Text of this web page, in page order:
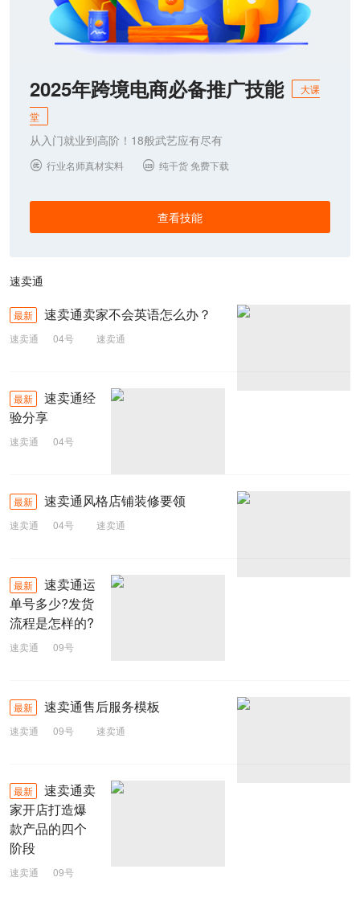
2025年跨境电商必备推广技能
大课
堂
从入门就业到高阶！18般武艺应有尽有
 行业名师真材实料  纯干货 免费下载
查看技能
速卖通
最新 速卖通卖家不会英语怎么办？
速卖通 04号 速卖通
最新
速卖通经
验分享
速卖通
04号
最新 速卖通风格店铺装修要领
速卖通 04号 速卖通
最新
速卖通运
单号多少?发货
流程是怎样的?
速卖通
09号
最新 速卖通售后服务模板
速卖通 09号 速卖通
最新
速卖通卖
家开店打造爆
款产品的四个
阶段
速卖通
09号